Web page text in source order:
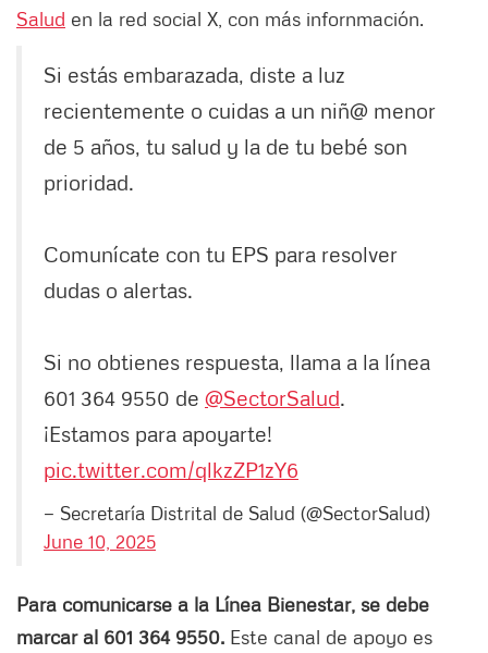
Salud en la red social X, con más infornmación.
Si estás embarazada, diste a luz
recientemente o cuidas a un niñ@ menor
de 5 años, tu salud y la de tu bebé son
prioridad.
Comunícate con tu EPS para resolver
dudas o alertas.
Si no obtienes respuesta, llama a la línea
601 364 9550 de @SectorSalud.
¡Estamos para apoyarte!
pic.twitter.com/qlkzZP1zY6
— Secretaría Distrital de Salud (@SectorSalud)
June 10, 2025
Para comunicarse a la Línea Bienestar, se debe
marcar al 601 364 9550. Este canal de apoyo es